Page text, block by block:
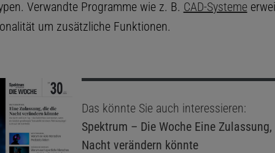
Verwandte Programme wie z. B. CAD-Systeme
um zusätzliche Funktionen.
Das könnte Sie auch interessieren:
Spektrum – Die WocheEine Zulassung,
Nacht verändern könnte